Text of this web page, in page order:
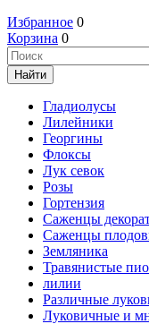
Избранное 0
Корзина 0
Гладиолусы
Лилейники
Георгины
Флоксы
Лук севок
Розы
Гортензия
Саженцы
Саженцы
Земляника
Травянистые
лилии
Различные
Луковичные и